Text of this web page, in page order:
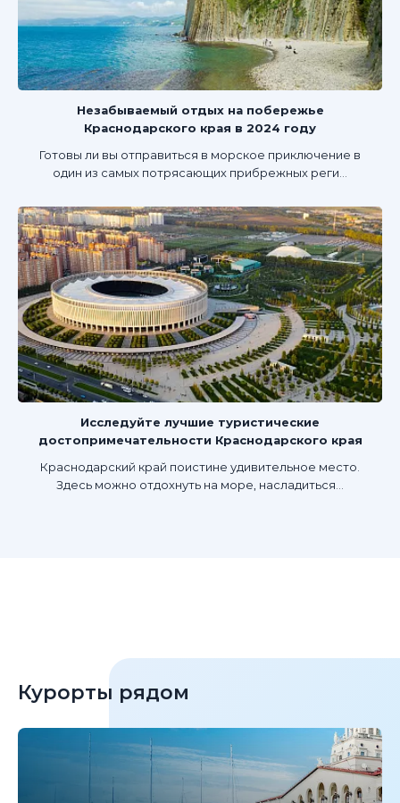
Незабываемый отдых на побережье
Краснодарского края в 2024 году
Готовы ли вы отправиться в морское приключение в
один из самых потрясающих прибрежных реги...
Исследуйте лучшие туристические
достопримечательности Краснодарского края
Краснодарский край поистине удивительное место.
Здесь можно отдохнуть на море, насладиться...
Курорты рядом